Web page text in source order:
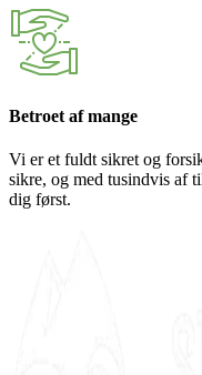
Betroet af mange
Vi er et fuldt sikret og
sikre, og med tusindvis af
dig først.